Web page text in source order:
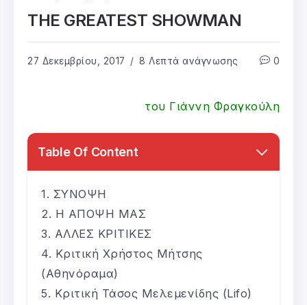
THE GREATEST SHOWMAN
27 Δεκεμβρίου, 2017 8 Λεπτά ανάγνωσης 0
του Γιάννη Φραγκούλη
Table Of Content
ΣΥΝΟΨΗ
Η ΑΠΟΨΗ ΜΑΣ
ΑΛΛΕΣ ΚΡΙΤΙΚΕΣ
Κριτική Χρήστος Μήτσης
(Αθηνόραμα)
Κριτική Τάσος Μελεμενίδης (Lifo)